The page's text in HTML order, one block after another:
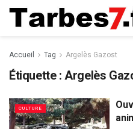
Accueil Tag Argelès Gazost
Étiquette :Argelès
CULTURE